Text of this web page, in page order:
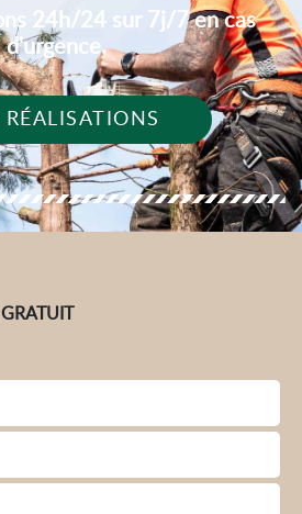
24h/24 sur 7j/7 en cas
d'urgence.
RÉALISATIONS